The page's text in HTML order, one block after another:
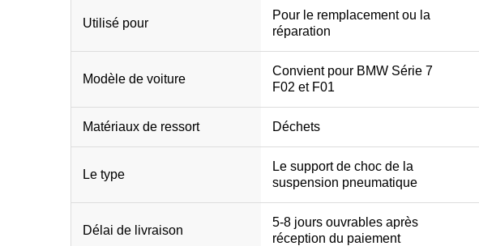
Utilisé pour
Pour le remplacement ou la
réparation
Modèle de voiture
Convient pour BMW Série 7
F02 et F01
Matériaux de ressort Déchets
Le type
Le support de choc de la
suspension pneumatique
Délai de livraison
5-8 jours ouvrables après
réception du paiement